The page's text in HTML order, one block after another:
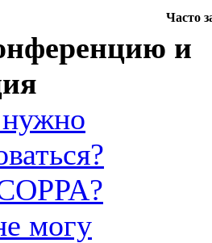
Часто
и
могу